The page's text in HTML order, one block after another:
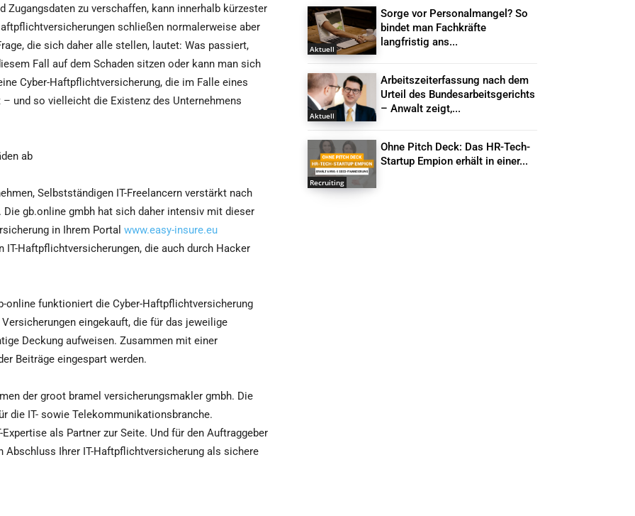
zu verschaffen, kann innerhalb kürzester
schließen normalerweise aber
die sich daher alle stellen, lautet: Was passiert,
Fall auf dem Schaden sitzen oder kann man sich
Cyber-Haftpflichtversicherung, die im Falle eines
und so vielleicht die Existenz des Unternehmens
ab
Selbstständigen IT-Freelancern verstärkt nach
gb.online gmbh hat sich daher intensiv mit dieser
in Ihrem Portal www.easy-insure.eu
Haftpflichtversicherungen, die auch durch Hacker
online funktioniert die Cyber-Haftpflichtversicherung
eingekauft, die für das jeweilige
Deckung aufweisen. Zusammen mit einer
Beiträge eingespart werden.
der groot bramel versicherungsmakler gmbh. Die
die IT- sowie Telekommunikationsbranche.
als Partner zur Seite. Und für den Auftraggeber
Abschluss Ihrer IT-Haftpflichtversicherung als sichere
Aktuell
Sorge vor Personalmangel? So
bindet man Fachkräfte
langfristig ans...
Aktuell
Arbeitszeiterfassung nach dem
Urteil des Bundesarbeitsgerichts
– Anwalt zeigt,...
Recruiting
Ohne Pitch Deck: Das HR-Tech-
Startup Empion erhält in einer...